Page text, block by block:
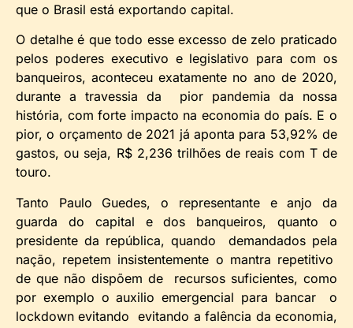
que o Brasil está exportando capital.
O detalhe é que todo esse excesso de zelo praticado
pelos poderes executivo e legislativo para com os
banqueiros, aconteceu exatamente no ano de 2020,
durante a travessia da pior pandemia da nossa
história, com forte impacto na economia do país. E o
pior, o orçamento de 2021 já aponta para 53,92% de
gastos, ou seja, R$ 2,236 trilhões de reais com T de
touro.
Tanto Paulo Guedes, o representante e anjo da
guarda do capital e dos banqueiros, quanto o
presidente da república, quando demandados pela
nação, repetem insistentemente o mantra repetitivo
de que não dispõem de recursos suficientes, como
por exemplo o auxilio emergencial para bancar o
lockdown evitando evitando a falência da economia,